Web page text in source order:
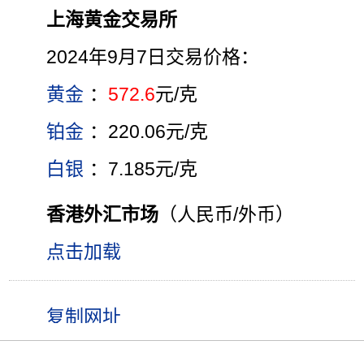
上海黄金交易所
2024年9月7日交易价格：
黄金 ： 572.6元/克
铂金 ：220.06元/克
白银 ：7.185元/克
香港外汇市场 （人民币/外币）
点击加载